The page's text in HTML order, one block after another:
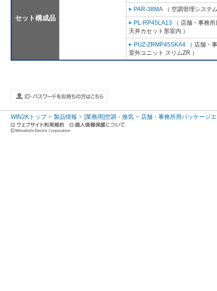
セット構成品
PAR-38MA （ 空調管理システ
PL-RP45LA13 （ 店舗・事務
天井カセット形室内 ）
PUZ-ZRMP45SKA4 （ 店舗・
室外ユニット スリムZR ）
WIN2Kトップ 製品情報 [業務用]空調・換気 店舗・事務所用パッケージ